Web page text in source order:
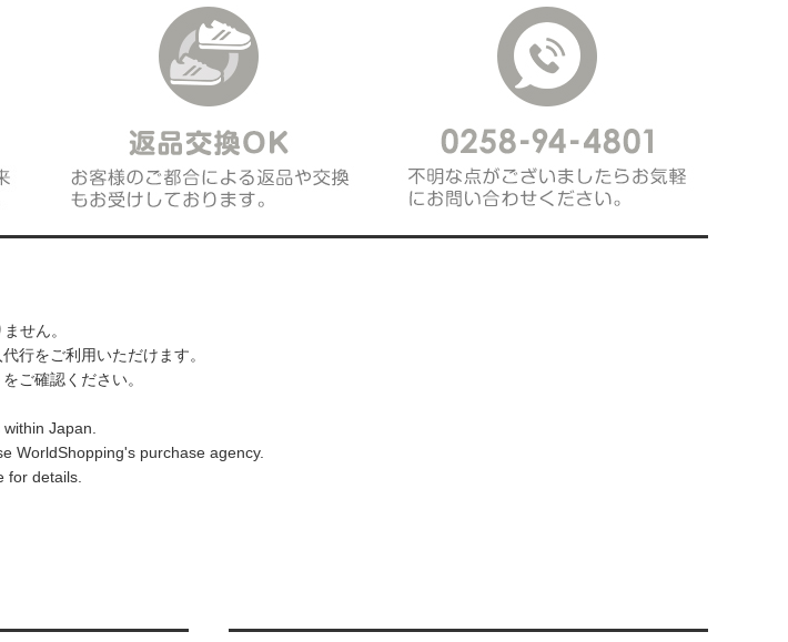
せん。
行をご利用いただけます。
ご確認ください。
Japan.
WorldShopping's purchase agency.
for details.